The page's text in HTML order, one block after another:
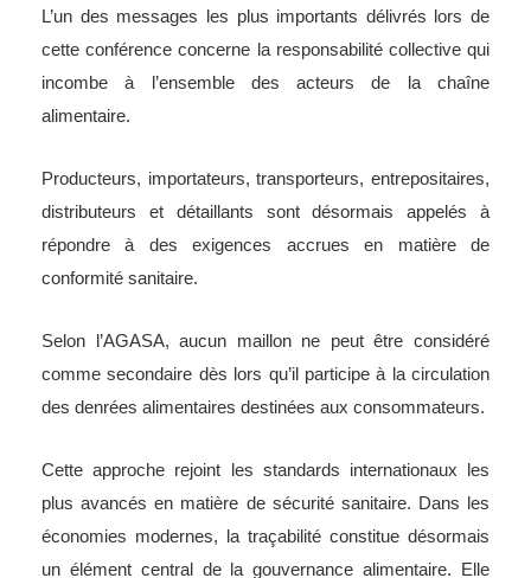
L’un des messages les plus importants délivrés lors de
cette conférence concerne la responsabilité collective qui
incombe à l’ensemble des acteurs de la chaîne
alimentaire.
Producteurs, importateurs, transporteurs, entrepositaires,
distributeurs et détaillants sont désormais appelés à
répondre à des exigences accrues en matière de
conformité sanitaire.
Selon l’AGASA, aucun maillon ne peut être considéré
comme secondaire dès lors qu’il participe à la circulation
des denrées alimentaires destinées aux consommateurs.
Cette approche rejoint les standards internationaux les
plus avancés en matière de sécurité sanitaire. Dans les
économies modernes, la traçabilité constitue désormais
un élément central de la gouvernance alimentaire. Elle